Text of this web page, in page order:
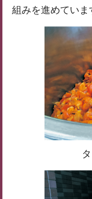
組みを進めていま